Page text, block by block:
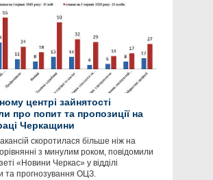
центрі зайнятості
про попит та пропозиції на
Черкащини
скоротилася більше ніж на
з минулим роком, повідомили
«Новини Черкас» у відділі
та прогнозування ОЦЗ.